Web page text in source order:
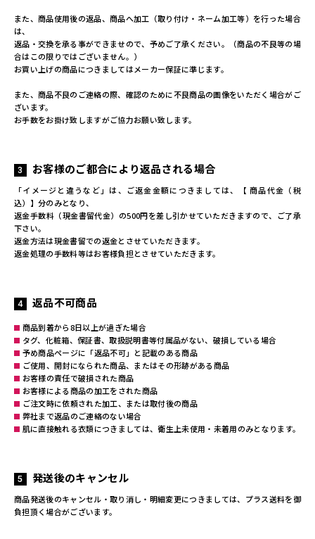
また、商品使用後の返品、商品へ加工（取り付け・ネーム加工等）を行った場合
は、
返品・交換を承る事ができませので、予めご了承ください。（商品の不良等の場
合はこの限りではございません。）
お買い上げの商品につきましてはメーカー保証に準じます。
また、商品不良のご連絡の際、確認のために不良商品の画像をいただく場合がご
ざいます。
お手数をお掛け致しますがご協力お願い致します。
お客様のご都合により返品される場合
「イメージと違うなど」は、ご返金金額につきましては、【 商品代金（税
込）】分のみとなり、
返金手数料（現金書留代金）の500円を差し引かせていただきますので、ご了承
下さい。
返金方法は現金書留での返金とさせていただきます。
返金処理の手数料等はお客様負担とさせていただきます。
返品不可商品
商品到着から8日以上が過ぎた場合
タグ、化粧箱、保証書、取扱説明書等付属品がない、破損している場合
予め商品ページに「返品不可」と記載のある商品
ご使用、開封になられた商品、またはその形跡がある商品
お客様の責任で破損された商品
お客様による商品の加工をされた商品
ご注文時に依頼された加工、または取付後の商品
弊社まで返品のご連絡のない場合
肌に直接触れる衣類につきましては、衛生上未使用・未着用のみとなります。
発送後のキャンセル
商品発送後のキャンセル・取り消し・明細変更につきましては、プラス送料を御
負担頂く場合がございます。